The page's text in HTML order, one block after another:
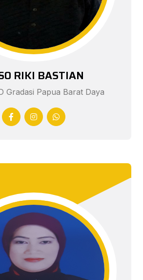
RIKI BASTIAN
Gradasi Papua Barat Daya